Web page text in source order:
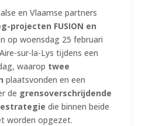
en Vlaamse partners
projecten FUSION en
op woensdag 25 februari
sur-la-Lys tijdens een
waarop twee
plaatsvonden en een
de grensoverschrijdende
die binnen beide
worden opgezet.